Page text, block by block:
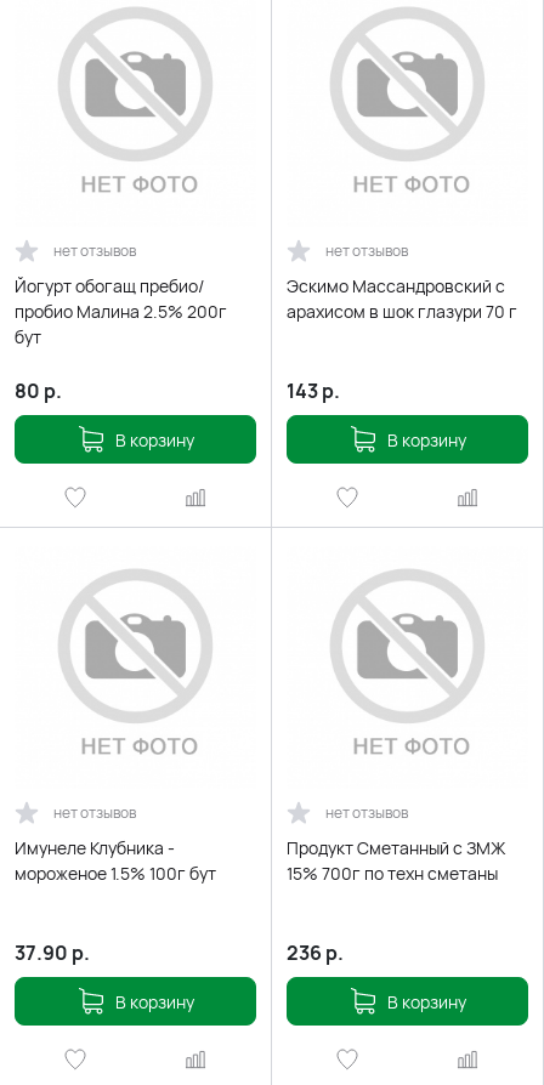
нет отзывов
Йогурт обогащ пребио/
пробио Малина 2.5% 200г
бут
80 р.
В корзину
нет отзывов
Эскимо Массандровский с
арахисом в шок глазури 70 г
143р.
В корзину
нет отзывов
Имунеле Клубника -
мороженое 1.5% 100г бут
37.90 р.
В корзину
нет отзывов
Продукт Сметанный с ЗМЖ
15% 700г по техн сметаны
236 р.
В корзину